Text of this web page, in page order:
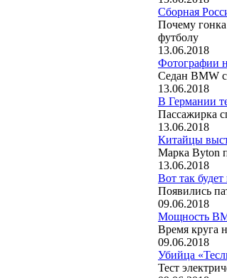
Сборная
Почему
футболу
13.06.2018
Фотографии
Седан BMW
13.06.2018
В Германии
Пассажирка
13.06.2018
Китайцы
Марка Byton
13.06.2018
Вот так
Появились
09.06.2018
Мощность
Время круга
09.06.2018
Убийца
Тест